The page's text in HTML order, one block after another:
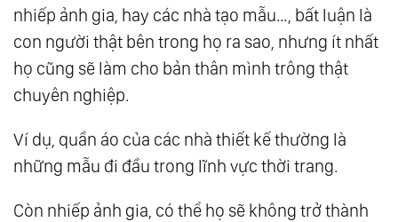
nhiếp ảnh gia, hay các nhà tạo mẫu…, bất luận là
con người thật bên trong họ ra sao, nhưng ít nhất
họ cũng sẽ làm cho bản thân mình trông thật
chuyên nghiệp.
Ví dụ, quần áo của các nhà thiết kế thường là
những mẫu đi đầu trong lĩnh vực thời trang.
Còn nhiếp ảnh gia, có thể họ sẽ không trở thành